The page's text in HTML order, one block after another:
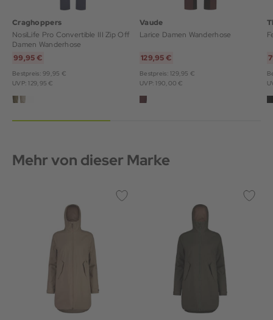
Craghoppers
NosiLife Pro Convertible III Zip Off
Damen Wanderhose
99,95 €
Bestpreis: 99,95 €
UVP: 129,95 €
Vaude
Larice Damen Wanderhose
129,95 €
Bestpreis: 129,95 €
UVP: 190,00 €
Mehr von dieser Marke